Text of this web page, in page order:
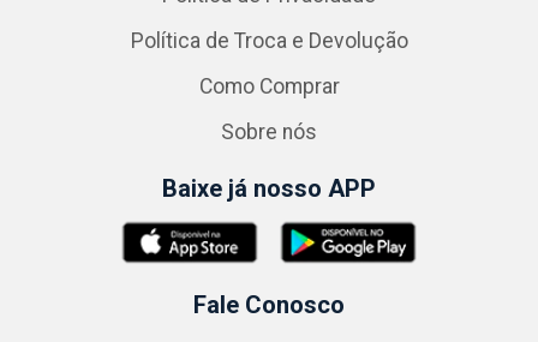
Política de Troca e Devolução
Como Comprar
Sobre nós
Baixe já nosso APP
Fale Conosco